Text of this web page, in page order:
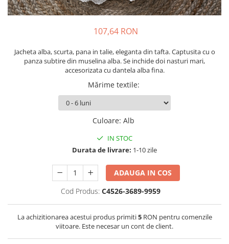
Tenisi
107,64 RON
Jacheta alba, scurta, pana in talie, eleganta din tafta. Captusita cu o
panza subtire din muselina alba. Se inchide doi nasturi mari,
accesorizata cu dantela alba fina.
Mărime textile:
Culoare: Alb
IN STOC
Durata de livrare: 1-10 zile
ADAUGA IN COS
Cod Produs: C4526-3689-9959
La achizitionarea acestui produs primiti5RON pentru comenzile
viitoare. Este necesar un cont de client.